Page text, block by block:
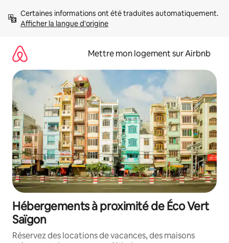
directement
Afficher la langue d'origine
Mettre mon logement sur Airbnb
Hébergements à proximité de Éco Vert
Saïgon
Réservez des locations de vacances, des maisons